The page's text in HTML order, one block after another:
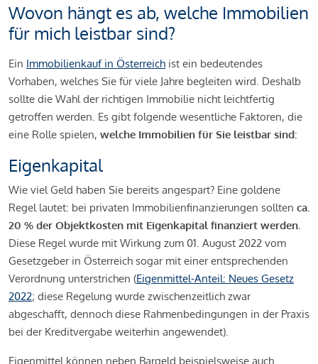
Wovon hängt es ab, welche Immobilien
für mich leistbar sind?
Ein Immobilienkauf in Österreich ist ein bedeutendes
Vorhaben, welches Sie für viele Jahre begleiten wird. Deshalb
sollte die Wahl der richtigen Immobilie nicht leichtfertig
getroffen werden. Es gibt folgende wesentliche Faktoren, die
eine Rolle spielen, welche Immobilien für Sie leistbar sind:
Eigenkapital
Wie viel Geld haben Sie bereits angespart? Eine goldene
Regel lautet: bei privaten Immobilienfinanzierungen sollten ca.
20 % der Objektkosten mit Eigenkapital finanziert werden.
Diese Regel wurde mit Wirkung zum 01. August 2022 vom
Gesetzgeber in Österreich sogar mit einer entsprechenden
Verordnung unterstrichen (Eigenmittel-Anteil: Neues Gesetz
2022; diese Regelung wurde zwischenzeitlich zwar
abgeschafft, dennoch diese Rahmenbedingungen in der Praxis
bei der Kreditvergabe weiterhin angewendet).
Eigenmittel können neben Bargeld beispielsweise auch